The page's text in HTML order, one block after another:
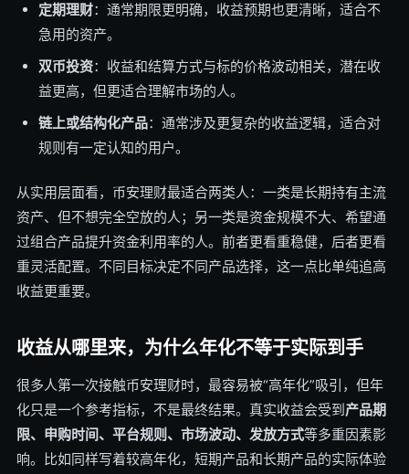
定期理财：通常期限更明确，收益预期也更清晰，适合不
急用的资产。
双币投资：收益和结算方式与标的价格波动相关，潜在收
益更高，但更适合理解市场的人。
链上或结构化产品：通常涉及更复杂的收益逻辑，适合对
规则有一定认知的用户。
从实用层面看，币安理财最适合两类人：一类是长期持有主流
资产、但不想完全空放的人；另一类是资金规模不大、希望通
过组合产品提升资金利用率的人。前者更看重稳健，后者更看
重灵活配置。不同目标决定不同产品选择，这一点比单纯追高
收益更重要。
收益从哪里来，为什么年化不等于实际到手
很多人第一次接触币安理财时，最容易被“高年化”吸引，但年
化只是一个参考指标，不是最终结果。真实收益会受到产品期
限、申购时间、平台规则、市场波动、发放方式等多重因素影
响。比如同样写着较高年化，短期产品和长期产品的实际体验